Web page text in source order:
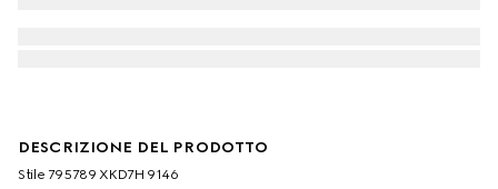
DESCRIZIONE DEL PRODOTTO
Stile ‎795789 XKD7H 9146